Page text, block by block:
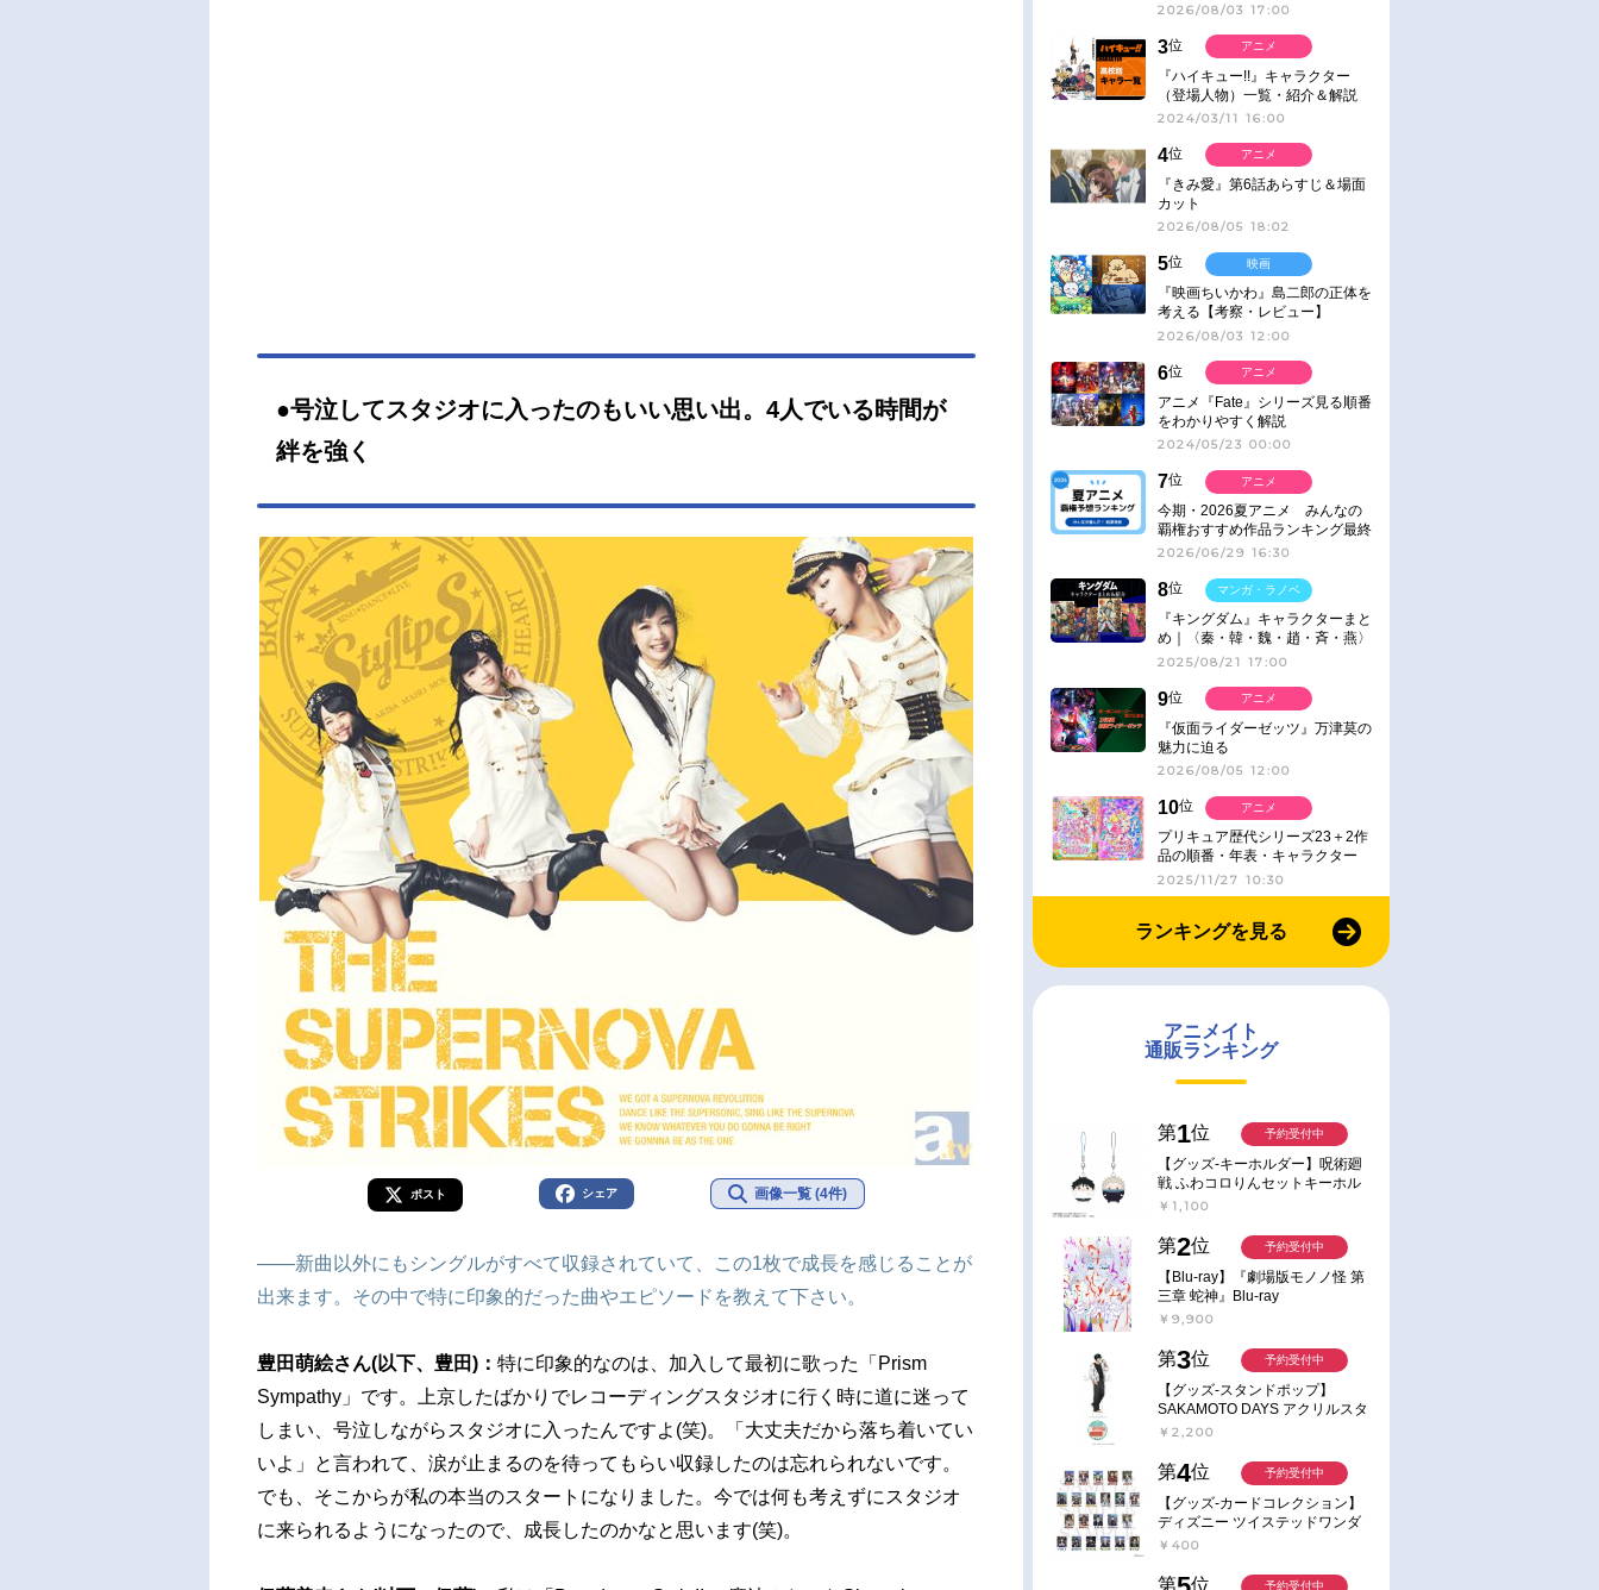
●号泣してスタジオに入ったのもいい思い出。4人でいる時間が
絆を強く
ポスト シェア 画像一覧 (4件)
――新曲以外にもシングルがすべて収録されていて、この1枚で成長を感じることが
出来ます。その中で特に印象的だった曲やエピソードを教えて下さい。
豊田萌絵さん(以下、豊田)： 特に印象的なのは、加入して最初に歌った「Prism
Sympathy」です。上京したばかりでレコーディングスタジオに行く時に道に迷って
しまい、号泣しながらスタジオに入ったんですよ(笑)。「大丈夫だから落ち着いてい
いよ」と言われて、涙が止まるのを待ってもらい収録したのは忘れられないです。
でも、そこからが私の本当のスタートになりました。今では何も考えずにスタジオ
に来られるようになったので、成長したのかなと思います(笑)。
2026/08/03 17:00
3位
『ハイキュー!!』キャラクター
（登場人物）一覧・紹介＆解説
2024/03/11 16:00
アニメ
4位
『きみ愛』第6話あらすじ＆場面
カット
2026/08/05 18:02
アニメ
5位
『映画ちいかわ』島二郎の正体を
考える【考察・レビュー】
2026/08/03 12:00
映画
6位
アニメ『Fate』シリーズ見る順番
をわかりやすく解説
2024/05/23 00:00
アニメ
7位
今期・2026夏アニメ みんなの
覇権おすすめ作品ランキング最終
結果発表！
2026/06/29 16:30
アニメ
8位
『キングダム』キャラクターまと
め｜〈秦・韓・魏・趙・斉・燕〉
2025/08/21 17:00
マンガ・ラノベ
9位
『仮面ライダーゼッツ』万津莫の
魅力に迫る
2026/08/05 12:00
アニメ
10位
プリキュア歴代シリーズ23＋2作
品の順番・年表・キャラクター
【2025年版】
2025/11/27 10:30
アニメ
ランキングを見る
アニメイト
通販ランキング
第1位
【グッズ-キーホルダー】呪術廻
戦 ふわコロりんセットキーホル
ダー【アニメイト特典付】
￥1,100
予約受付中
第2位
【Blu-ray】『劇場版モノノ怪 第
三章 蛇神』Blu-ray
￥9,900
予約受付中
第3位
【グッズ-スタンドポップ】
SAKAMOTO DAYS アクリルスタ
ンド～Sunny Afternoon～ 4.南雲
￥2,200
予約受付中
第4位
【グッズ-カードコレクション】
ディズニー ツイステッドワンダ
ーランド ランダムカードコレク
￥400
予約受付中
第 位 予約受付中